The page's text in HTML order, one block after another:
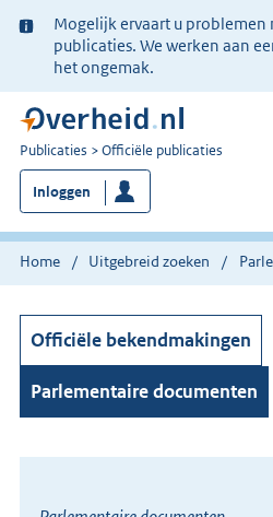
Ter
informatie:
Mogelijk ervaart u problemen
publicaties. We werken aan
het ongemak.
U
bent
nu
hier:
Publicaties Officiële publicaties
Inloggen
Home Uitgebreid zoeken
Officiële bekendmakingen
Parlementaire documenten